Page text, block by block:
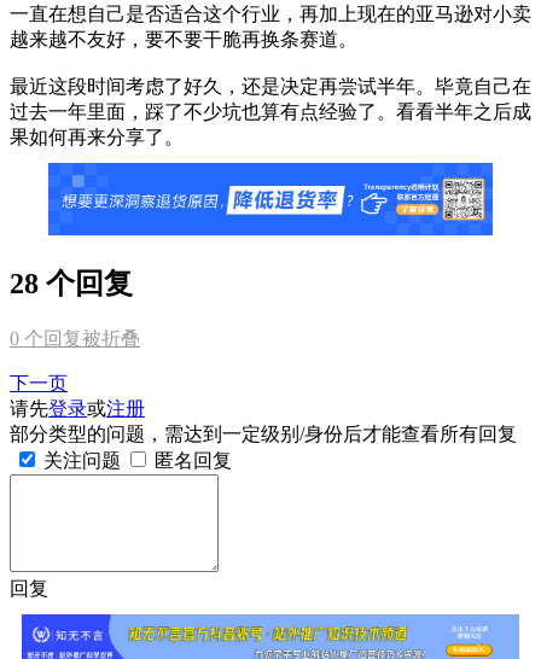
一直在想自己是否适合这个行业，再加上现在的亚马逊对小卖
越来越不友好，要不要干脆再换条赛道。
最近这段时间考虑了好久，还是决定再尝试半年。毕竟自己在
过去一年里面，踩了不少坑也算有点经验了。看看半年之后成
果如何再来分享了。
28 个回复
0 个回复被折叠
下一页
请先登录或注册
部分类型的问题，需达到一定级别/身份后才能查看所有回复
关注问题
匿名回复
回复